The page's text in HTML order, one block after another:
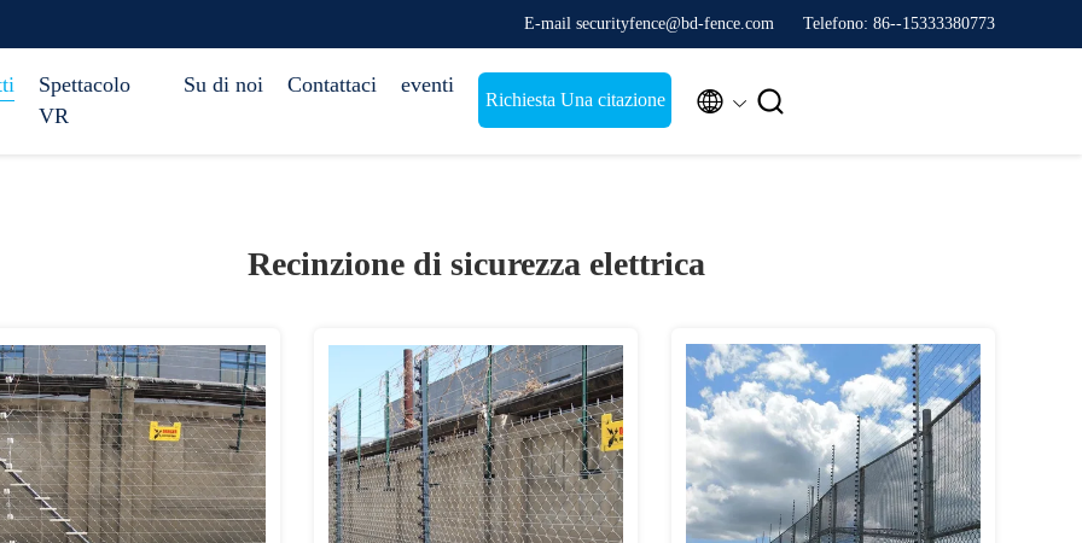
E-mail securityfence@bd-fence.com Telefono: 86--15333380773
Spettacolo
VR
Su di noi Contattaci eventi
Richiesta Una citazione  
Recinzione di sicurezza elettrica